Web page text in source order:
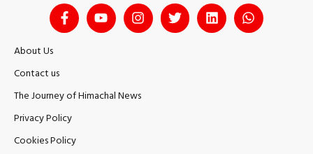
About Us
Contact us
The Journey of Himachal News
Privacy Policy
Cookies Policy